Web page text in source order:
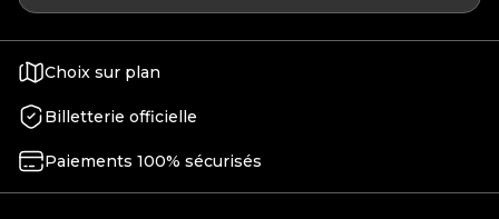
Choix sur plan
Billetterie officielle
Paiements 100% sécurisés